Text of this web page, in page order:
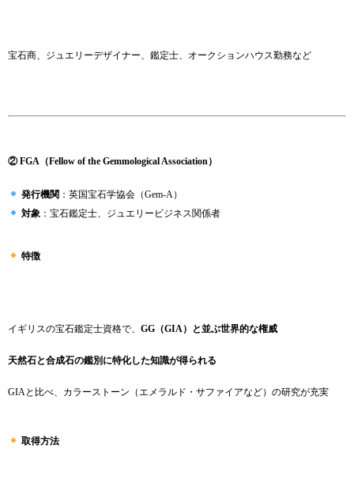
宝石商、ジュエリーデザイナー、鑑定士、オークションハウス勤務など
② FGA（Fellow of the Gemmological Association）
発行機関 ：英国宝石学協会（Gem-A）
対象：宝石鑑定士、ジュエリービジネス関係者
特徴
イギリスの宝石鑑定士資格で、 GG（GIA）と並ぶ世界的な権威
天然石と合成石の鑑別に特化した知識が得られる
GIAと比べ、カラーストーン（エメラルド・サファイアなど）の研究が充実
取得方法